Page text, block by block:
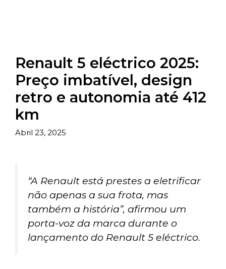
Renault 5 eléctrico 2025:
Preço imbatível, design
retro e autonomia até 412
km
Abril 23, 2025
“A Renault está prestes a eletrificar
não apenas a sua frota, mas
também a história”, afirmou um
porta-voz da marca durante o
lançamento do Renault 5 eléctrico.